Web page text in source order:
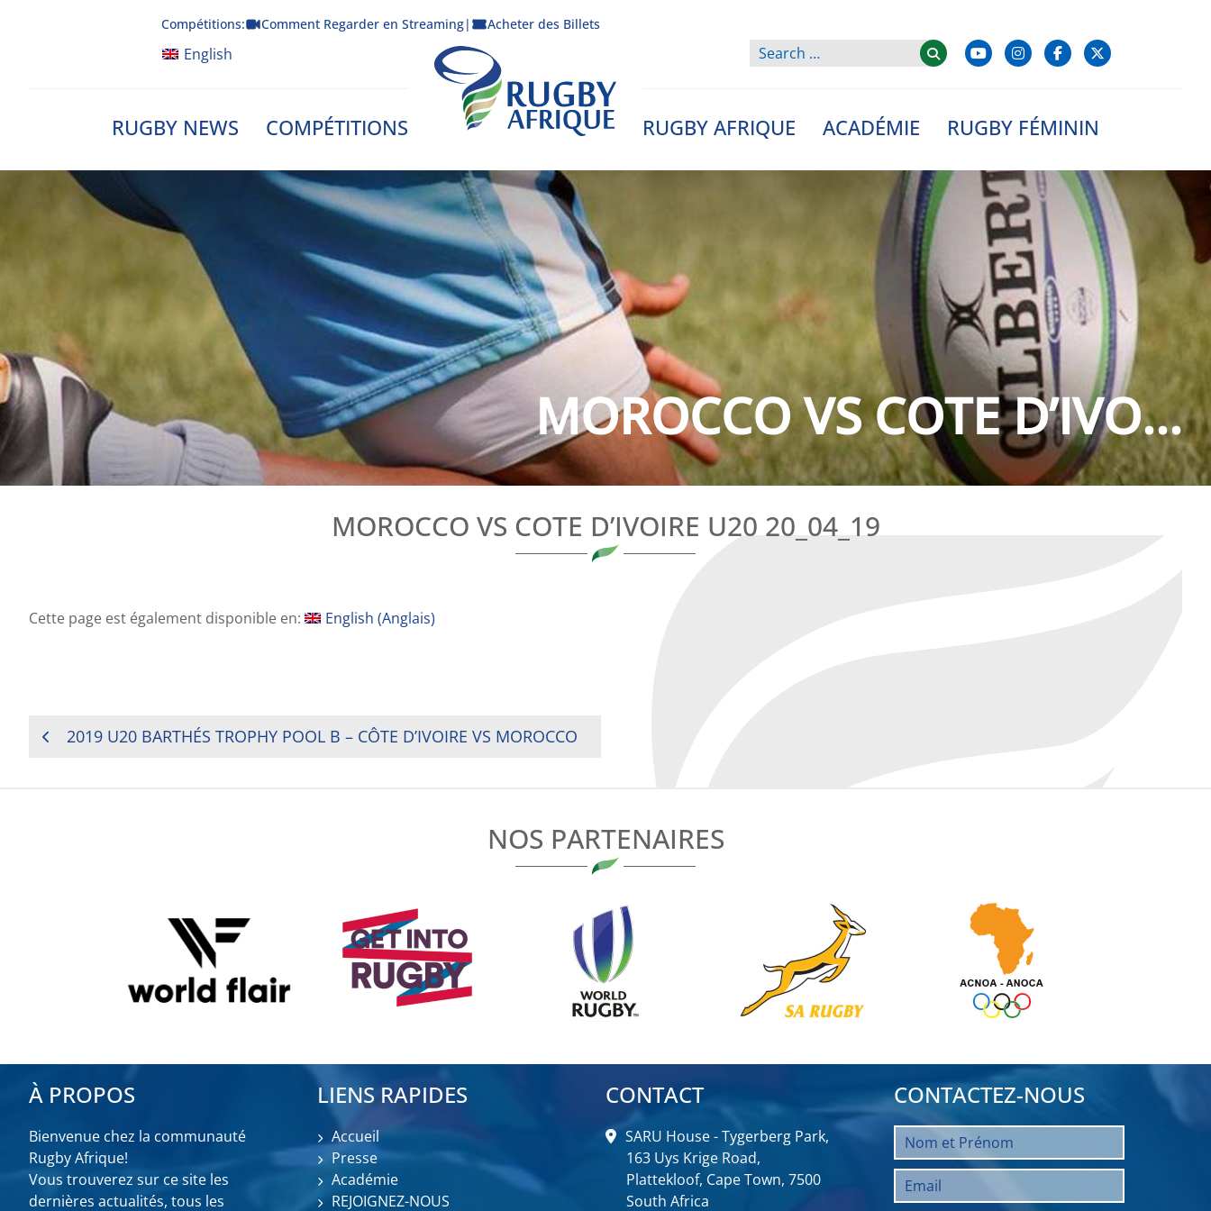
Compétitions: Comment Regarder en Streaming| Acheter des Billets
English
RUGBY NEWS COMPÉTITIONS
Rugby Afrique
RUGBY AFRIQUE ACADÉMIE RUGBY FÉMININ
MOROCCO VS COTE D’IVO...
MOROCCO VS COTE D’IVOIRE U20 20_04_19
Cette page est également disponible en: English (Anglais)
NAVIGATION
2019 U20 BARTHÉS TROPHY POOL B – CÔTE D’IVOIRE VS MOROCCO
NOS PARTENAIRES
À PROPOS
Bienvenue chez la communauté
Rugby Afrique!
Vous trouverez sur ce site les
dernières actualités, tous les
LIENS RAPIDES
Accueil
Presse
Académie
REJOIGNEZ-NOUS
CONTACT
SARU House - Tygerberg Park,
163 Uys Krige Road,
Plattekloof, Cape Town, 7500
South Africa
CONTACTEZ-NOUS